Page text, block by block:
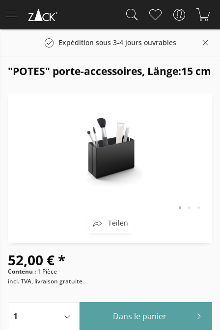
Expédition sous 3-4 jours ouvrables
"POTES" porte-accessoires, Länge:15 cm
Teilen
52,00 € *
Contenu : 1 Pièce
incl. TVA, livraison gratuite
Dans le panier